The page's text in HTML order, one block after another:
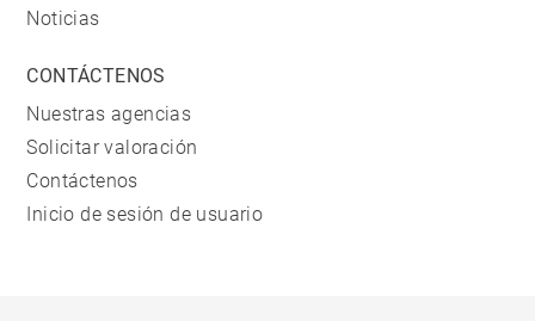
Noticias
CONTÁCTENOS
Nuestras agencias
Solicitar valoración
Contáctenos
Inicio de sesión de usuario